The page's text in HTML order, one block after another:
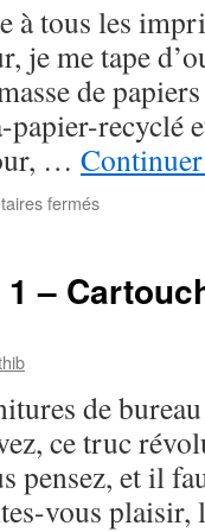
et
à tous les
je me tape
de
recyclé
…
ferméssur
–
–
de
ce truc
pensez, et il
vous